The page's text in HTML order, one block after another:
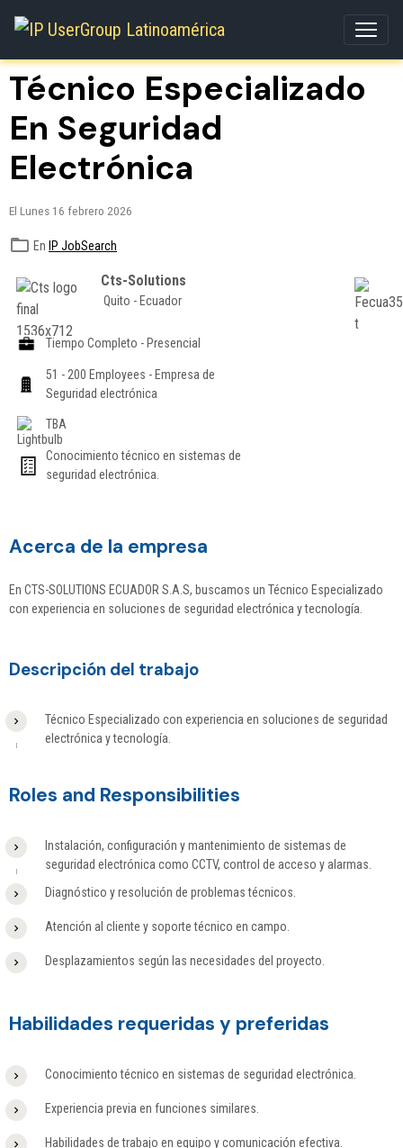
Técnico Especializado
En Seguridad
Electrónica
El Lunes 16 febrero 2026
En IP JobSearch
Cts-Solutions
Quito - Ecuador
Tiempo Completo - Presencial
51 - 200 Employees - Empresa de
Seguridad electrónica
TBA
Conocimiento técnico en sistemas de
seguridad electrónica.
Acerca de la empresa
En CTS-SOLUTIONS ECUADOR S.A.S, buscamos un Técnico Especializado
con experiencia en soluciones de seguridad electrónica y tecnología.
Descripción del trabajo
Técnico Especializado con experiencia en soluciones de seguridad
electrónica y tecnología.
Roles and Responsibilities
Instalación, configuración y mantenimiento de sistemas de
seguridad electrónica como CCTV, control de acceso y alarmas.
Diagnóstico y resolución de problemas técnicos.
Atención al cliente y soporte técnico en campo.
Desplazamientos según las necesidades del proyecto.
Habilidades requeridas y preferidas
Conocimiento técnico en sistemas de seguridad electrónica.
Experiencia previa en funciones similares.
Habilidades de trabajo en equipo y comunicación efectiva.